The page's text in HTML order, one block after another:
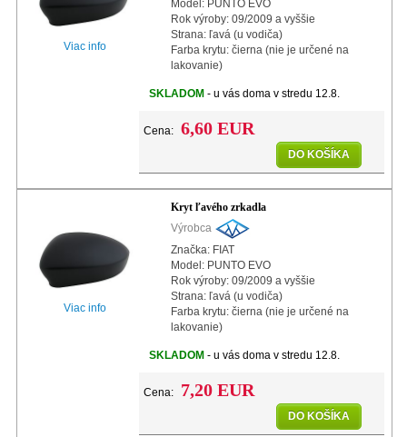
Viac info
Model: PUNTO EVO
Rok výroby: 09/2009 a vyššie
Strana: ľavá (u vodiča)
Farba krytu: čierna (nie je určené na
lakovanie)
SKLADOM - u vás doma v stredu 12.8.
Cena: 6,60 EUR
DO KOŠÍKA
Viac info
Kryt ľavého zrkadla
Výrobca
Značka: FIAT
Model: PUNTO EVO
Rok výroby: 09/2009 a vyššie
Strana: ľavá (u vodiča)
Farba krytu: čierna (nie je určené na
lakovanie)
SKLADOM - u vás doma v stredu 12.8.
Cena: 7,20 EUR
DO KOŠÍKA